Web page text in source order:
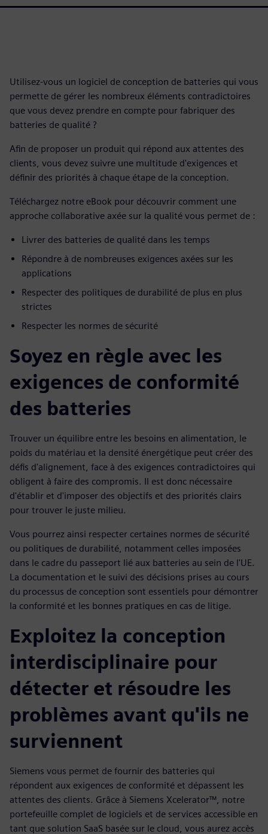
Utilisez-vous un logiciel de conception de batteries qui vous
permette de gérer les nombreux éléments contradictoires
que vous devez prendre en compte pour fabriquer des
batteries de qualité ?
Afin de proposer un produit qui répond aux attentes des
clients, vous devez suivre une multitude d'exigences et
définir des priorités à chaque étape de la conception.
Téléchargez notre eBook pour découvrir comment une
approche collaborative axée sur la qualité vous permet de :
Livrer des batteries de qualité dans les temps
Répondre à de nombreuses exigences axées sur les
applications
Respecter des politiques de durabilité de plus en plus
strictes
Respecter les normes de sécurité
Soyez en règle avec les
exigences de conformité
des batteries
Trouver un équilibre entre les besoins en alimentation, le
poids du matériau et la densité énergétique peut créer des
défis d'alignement, face à des exigences contradictoires qui
obligent à faire des compromis. Il est donc nécessaire
d'établir et d'imposer des objectifs et des priorités clairs
pour trouver le juste milieu.
Vous pourrez ainsi respecter certaines normes de sécurité
ou politiques de durabilité, notamment celles imposées
dans le cadre du passeport lié aux batteries au sein de l'UE.
La documentation et le suivi des décisions prises au cours
du processus de conception sont essentiels pour démontrer
la conformité et les bonnes pratiques en cas de litige.
Exploitez la conception
interdisciplinaire pour
détecter et résoudre les
problèmes avant qu'ils ne
surviennent
Siemens vous permet de fournir des batteries qui
répondent aux exigences de conformité et dépassent les
attentes des clients. Grâce à Siemens Xcelerator™, notre
portefeuille complet de logiciels et de services accessible en
tant que solution SaaS basée sur le cloud, vous aurez accès